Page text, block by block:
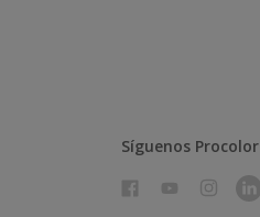
Síguenos Procolor